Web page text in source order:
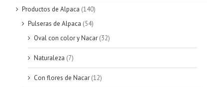
Productos de Alpaca (140)
Pulseras de Alpaca (54)
Oval con color y Nacar (32)
Naturaleza (7)
Con flores de Nacar (12)